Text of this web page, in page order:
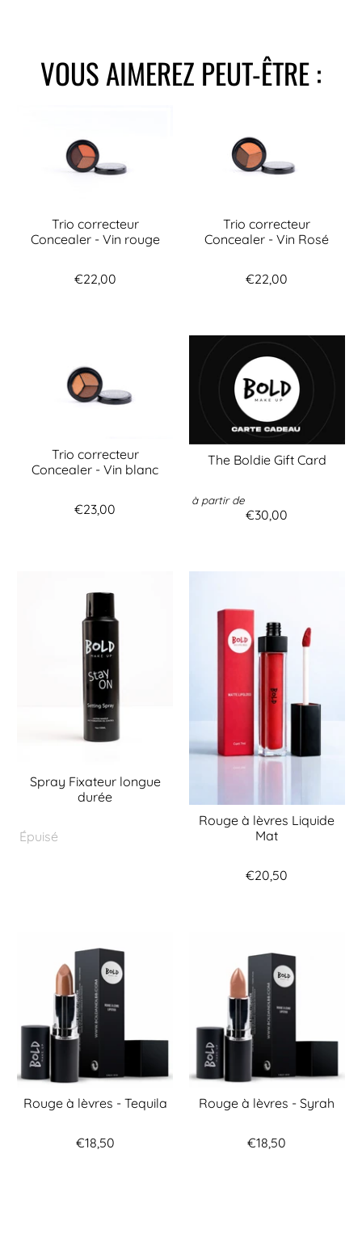
VOUS AIMEREZ PEUT-ÊTRE :
Trio correcteur
Concealer - Vin rouge
€22,00
Trio correcteur
Concealer - Vin Rosé
€22,00
Trio correcteur
Concealer - Vin blanc
€23,00
The Boldie Gift Card
à partir de
€30,00
Spray Fixateur longue
durée
Épuisé
Rouge à lèvres Liquide
Mat
€20,50
Rouge à lèvres - Tequila
€18,50
Rouge à lèvres - Syrah
€18,50